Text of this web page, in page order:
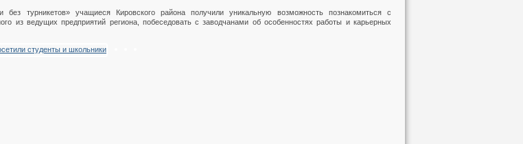
турникетов» учащиеся Кировского района получили уникальную возможность познакомиться с
из ведущих предприятий региона, побеседовать с заводчанами об особенностях работы и карьерных